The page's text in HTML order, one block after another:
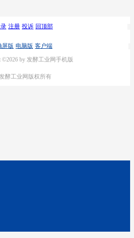
注册 投诉 回顶部
屏版 电脑版 客户端
©2026 by 发酵工业网手机版
发酵工业网版权所有